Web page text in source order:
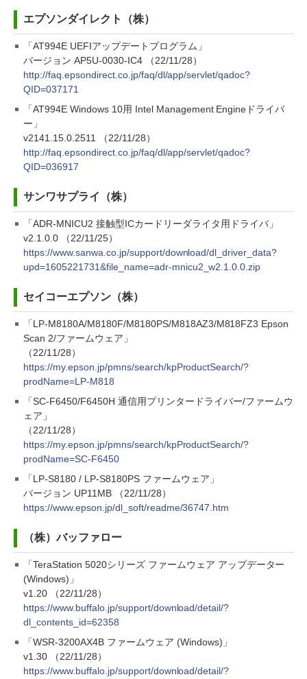
エプソンダイレクト（株）
「AT994E UEFIアップデートプログラム」
バージョン AP5U-0030-IC4 （22/11/28）
http://faq.epsondirect.co.jp/faq/dl/app/servlet/qadoc?
QID=037171
「AT994E Windows 10用 Intel Management Engineドライバ
ー」
v2141.15.0.2511 （22/11/28）
http://faq.epsondirect.co.jp/faq/dl/app/servlet/qadoc?
QID=036917
サンワサプライ（株）
「ADR-MNICU2 接触型ICカードリーダライタ用ドライバ」
v2.1.0.0 （22/11/25）
https://www.sanwa.co.jp/support/download/dl_driver_data?
upd=1605221731&file_name=adr-mnicu2_w2.1.0.0.zip
セイコーエプソン（株）
「LP-M8180A/M8180F/M8180PS/M818AZ3/M818FZ3 Epson
Scan 2/ファームウェア」
（22/11/28）
https://my.epson.jp/pmns/search/kpProductSearch/?
prodName=LP-M818
「SC-F6450/F6450H 通信用プリンタードライバー/ファームウ
ェア」
（22/11/28）
https://my.epson.jp/pmns/search/kpProductSearch/?
prodName=SC-F6450
「LP-S8180 / LP-S8180PS ファームウェア」
バージョン UP11MB （22/11/28）
https://www.epson.jp/dl_soft/readme/36747.htm
（株）バッファロー
「TeraStation 5020シリーズ ファームウェア アップデーター
(Windows)」
v1.20 （22/11/28）
https://www.buffalo.jp/support/download/detail/?
dl_contents_id=62358
「WSR-3200AX4B ファームウェア (Windows)」
v1.30 （22/11/28）
https://www.buffalo.jp/support/download/detail/?